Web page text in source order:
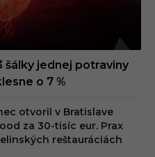
šálky jednej potraviny
o 7 %
otvoril v Bratislave
za 30-tisíc eur. Prax
reštauráciách